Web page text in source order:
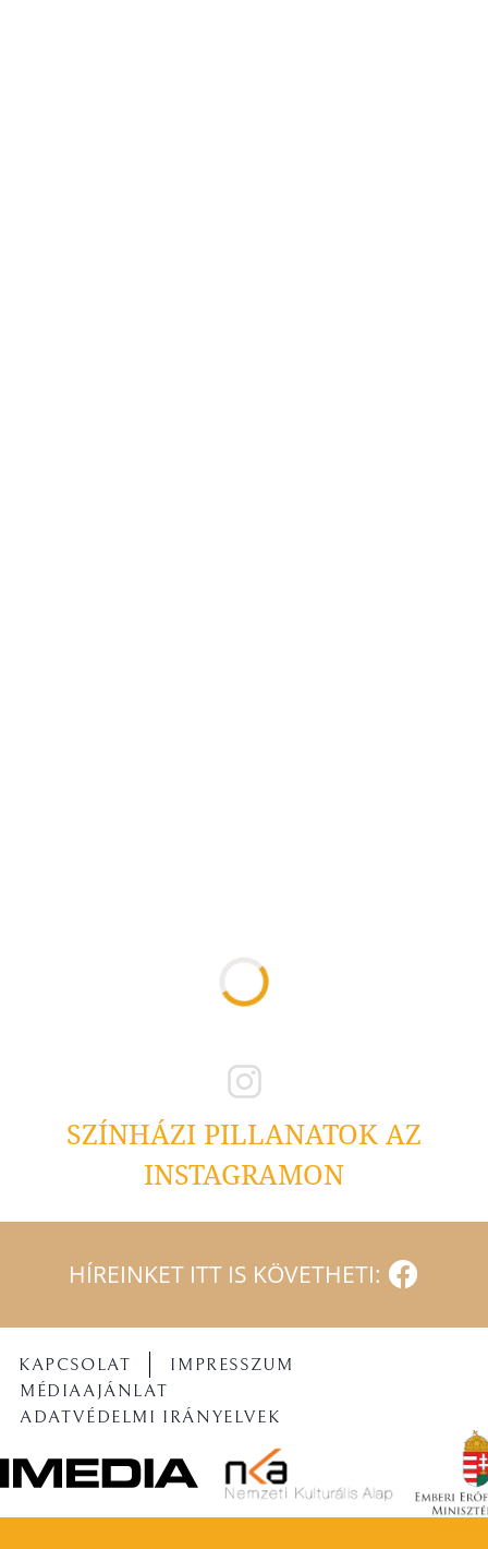
SZÍNHÁZI PILLANATOK AZ
INSTAGRAMON
HÍREINKET ITT IS KÖVETHETI:
KAPCSOLAT
IMPRESSZUM
MÉDIAAJÁNLAT
ADATVÉDELMI IRÁNYELVEK